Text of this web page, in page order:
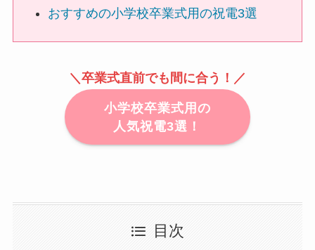
越前和紙
和柄・和風
ぬいぐるみ
カタログギフト
おすすめの小学校卒業式用の祝電3選
＼卒業式直前でも間に合う！／
小学校卒業式用の
人気祝電3選！
目次